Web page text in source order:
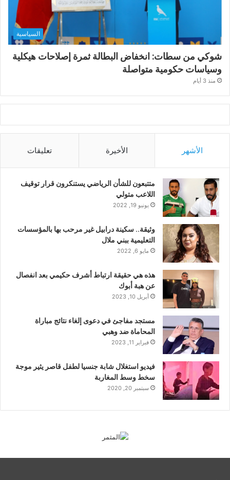
السياسية
شوكي من سطات: انخفاض البطالة ثمرة إصلاحات هيكلية
وسياسات حكومية متواصلة
منذ 3 أيام
الأشهر الأخيرة تعليقات
متتبعون للشأن الرياضي يستنكرون قرار توقيف
اللاعب متولي
يونيو 19, 2022
وثيقة.. سكينة درابيل غير مرحب بها بالمؤسسات
التعليمية ببني ملال
مايو 6, 2022
هذه هي حقيقة ارتباط أشرف حكيمي بعد انفصال
عن هبة أبوك
أبريل 10, 2023
مستجد مفاجئ في دعوى إلغاء نتائج مباراة
المحاماة ضد وهبي
فبراير 11, 2023
فيديو استغلال شابة جنسيا لطفل قاصر يثير موجة
سخط وسط المغاربة
سبتمبر 20, 2020